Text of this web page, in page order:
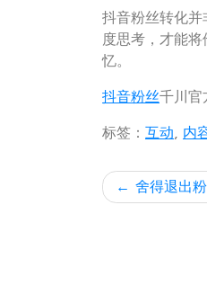
抖音粉丝转化
度思考，才能
忆。
抖音粉丝千川
标签： 互动, 内
文 舍得退出